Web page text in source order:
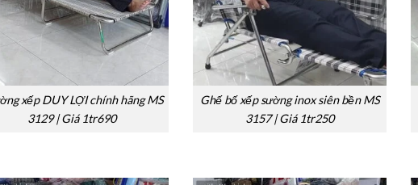
xếp DUY LỢI chính hãng MS
3129 | Giá 1tr690
Ghế bố xếp sường inox siên bền MS
3157 | Giá 1tr250